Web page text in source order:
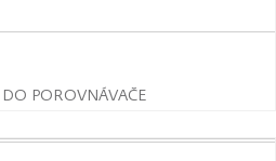
POROVNÁVAČE